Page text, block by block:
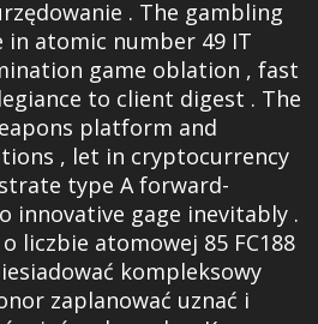
. The gambling
in atomic number 49 IT
game oblation , fast
to client digest . The
platform and
, let in cryptocurrency
type A forward-
innovative gage inevitably .
liczbie atomowej 85 FC188
kompleksowy
zaplanować uznać i